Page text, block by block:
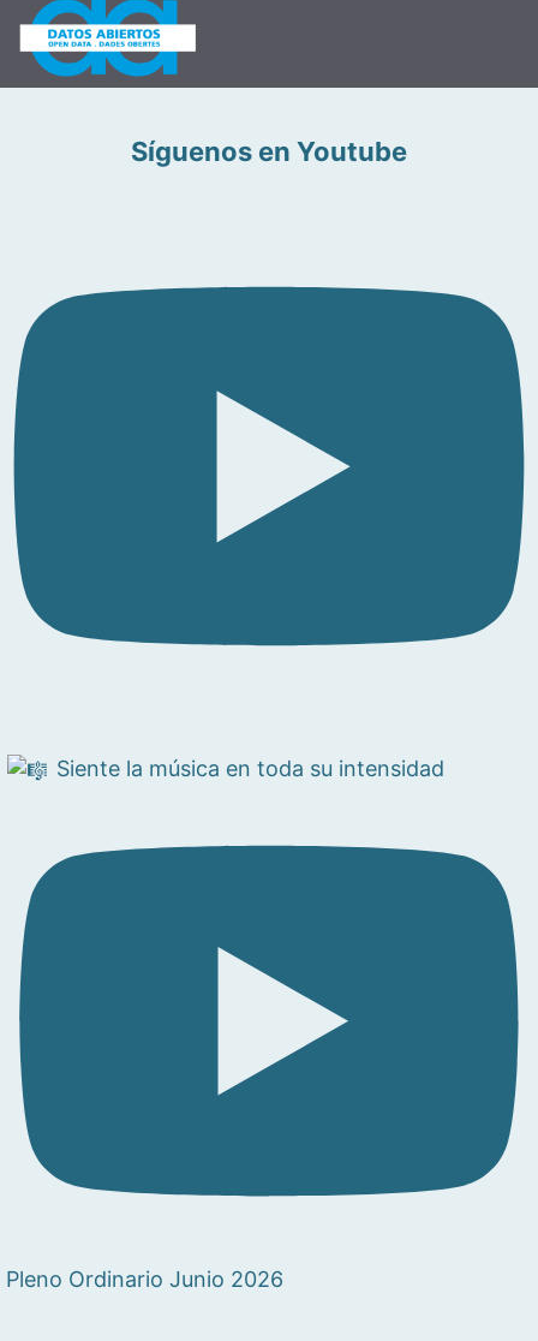
Síguenos en Youtube
Siente la música en toda su intensidad
Pleno Ordinario Junio 2026